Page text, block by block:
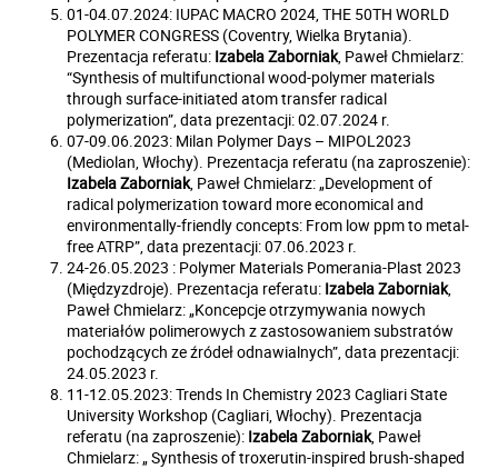
01-04.07.2024: IUPAC MACRO 2024, THE 50TH WORLD
POLYMER CONGRESS (Coventry, Wielka Brytania).
Prezentacja referatu: Izabela Zaborniak, Paweł Chmielarz:
“Synthesis of multifunctional wood-polymer materials
through surface-initiated atom transfer radical
polymerization”, data prezentacji: 02.07.2024 r.
07-09.06.2023: Milan Polymer Days – MIPOL2023
(Mediolan, Włochy). Prezentacja referatu (na zaproszenie):
Izabela Zaborniak, Paweł Chmielarz: „Development of
radical polymerization toward more economical and
environmentally-friendly concepts: From low ppm to metal-
free ATRP”, data prezentacji: 07.06.2023 r.
24-26.05.2023 : Polymer Materials Pomerania-Plast 2023
(Międzyzdroje). Prezentacja referatu: Izabela Zaborniak,
Paweł Chmielarz: „Koncepcje otrzymywania nowych
materiałów polimerowych z zastosowaniem substratów
pochodzących ze źródeł odnawialnych”, data prezentacji:
24.05.2023 r.
11-12.05.2023: Trends In Chemistry 2023 Cagliari State
University Workshop (Cagliari, Włochy). Prezentacja
referatu (na zaproszenie): Izabela Zaborniak, Paweł
Chmielarz: „ Synthesis of troxerutin-inspired brush-shaped